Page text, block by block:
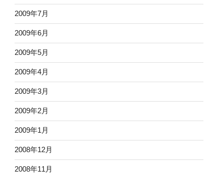
2009年7月
2009年6月
2009年5月
2009年4月
2009年3月
2009年2月
2009年1月
2008年12月
2008年11月